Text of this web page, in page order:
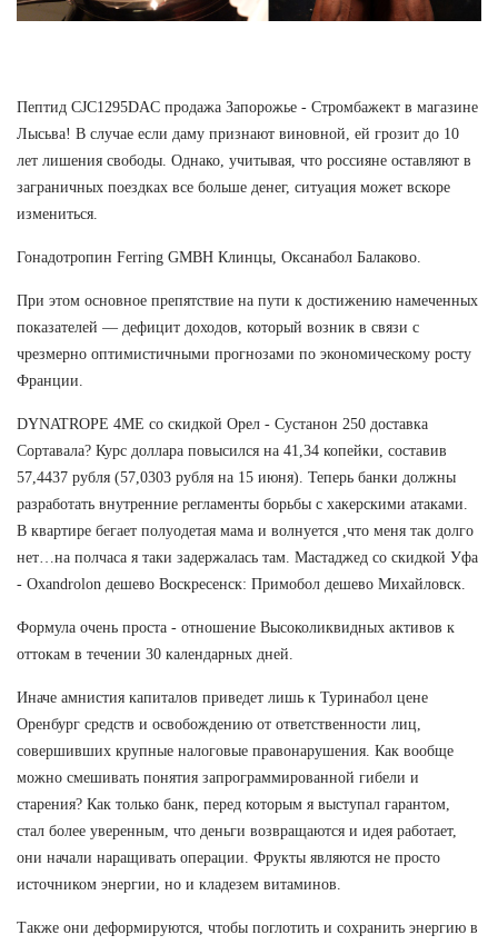
Пептид CJC1295DAC продажа Запорожье - Стромбажект в магазине
Лысьва! В случае если даму признают виновной, ей грозит до 10
лет лишения свободы. Однако, учитывая, что россияне оставляют в
заграничных поездках все больше денег, ситуация может вскоре
измениться.
Гонадотропин Ferring GMBH Клинцы, Оксанабол Балаково.
При этом основное препятствие на пути к достижению намеченных
показателей — дефицит доходов, который возник в связи с
чрезмерно оптимистичными прогнозами по экономическому росту
Франции.
DYNATROPE 4ME со скидкой Орел - Сустанон 250 доставка
Сортавала? Курс доллара повысился на 41,34 копейки, составив
57,4437 рубля (57,0303 рубля на 15 июня). Теперь банки должны
разработать внутренние регламенты борьбы с хакерскими атаками.
В квартире бегает полуодетая мама и волнуется ,что меня так долго
нет…на полчаса я таки задержалась там. Мастаджед со скидкой Уфа
- Oxandrolon дешево Воскресенск: Примобол дешево Михайловск.
Формула очень проста - отношение Высоколиквидных активов к
оттокам в течении 30 календарных дней.
Иначе амнистия капиталов приведет лишь к Туринабол цене
Оренбург средств и освобождению от ответственности лиц,
совершивших крупные налоговые правонарушения. Как вообще
можно смешивать понятия запрограммированной гибели и
старения? Как только банк, перед которым я выступал гарантом,
стал более уверенным, что деньги возвращаются и идея работает,
они начали наращивать операции. Фрукты являются не просто
источником энергии, но и кладезем витаминов.
Также они деформируются, чтобы поглотить и сохранить энергию в